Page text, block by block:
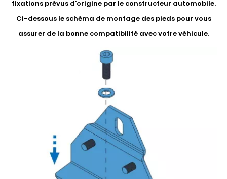
fixations prévus d'origine par le constructeur automobile.
Ci-dessous le schéma de montage des pieds pour vous
assurer de la bonne compatibilité avec votre véhicule.